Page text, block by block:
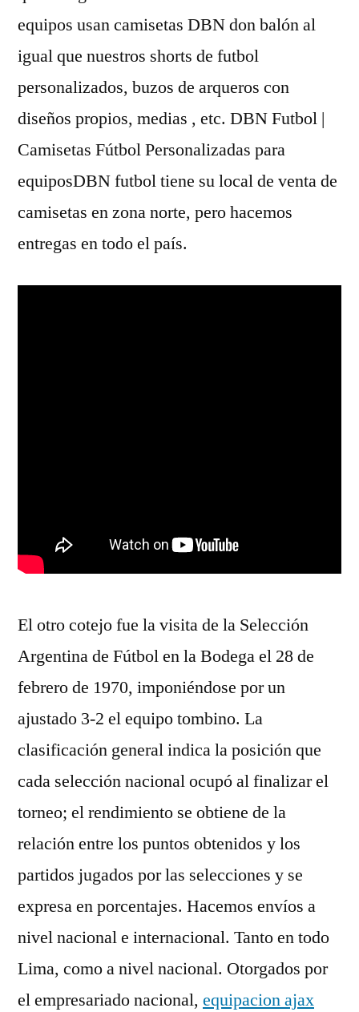
equipos usan camisetas DBN don balón al
igual que nuestros shorts de futbol
personalizados, buzos de arqueros con
diseños propios, medias , etc. DBN Futbol |
Camisetas Fútbol Personalizadas para
equiposDBN futbol tiene su local de venta de
camisetas en zona norte, pero hacemos
entregas en todo el país.
El otro cotejo fue la visita de la Selección
Argentina de Fútbol en la Bodega el 28 de
febrero de 1970, imponiéndose por un
ajustado 3-2 el equipo tombino. La
clasificación general indica la posición que
cada selección nacional ocupó al finalizar el
torneo; el rendimiento se obtiene de la
relación entre los puntos obtenidos y los
partidos jugados por las selecciones y se
expresa en porcentajes. Hacemos envíos a
nivel nacional e internacional. Tanto en todo
Lima, como a nivel nacional. Otorgados por
el empresariado nacional, equipacion ajax